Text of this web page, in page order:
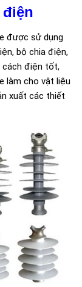
được sử dụng
bộ chia điện,
cách điện tốt,
làm cho vật liệu
xuất các thiết